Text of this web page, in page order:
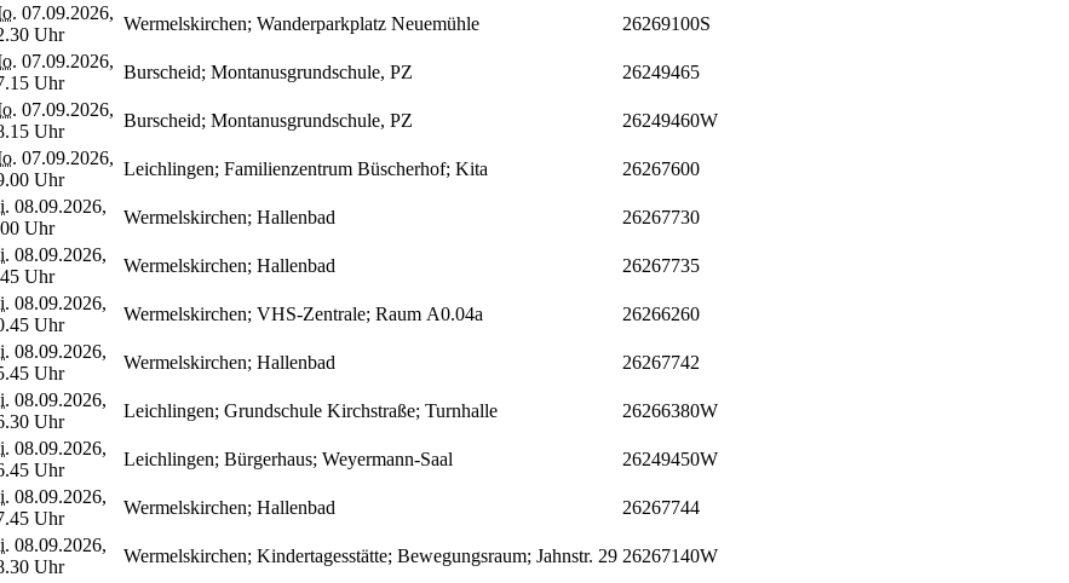
07.09.2026,
Uhr
Wermelskirchen; Wanderparkplatz Neuemühle 26269100S
07.09.2026,
Uhr
Burscheid; Montanusgrundschule, PZ 26249465
07.09.2026,
Uhr
Burscheid; Montanusgrundschule, PZ 26249460W
07.09.2026,
Uhr
Leichlingen; Familienzentrum Büscherhof; Kita 26267600
08.09.2026,
Uhr
Wermelskirchen; Hallenbad 26267730
08.09.2026,
Uhr
Wermelskirchen; Hallenbad 26267735
08.09.2026,
Uhr
Wermelskirchen; VHS-Zentrale; Raum A0.04a 26266260
08.09.2026,
Uhr
Wermelskirchen; Hallenbad 26267742
08.09.2026,
Uhr
Leichlingen; Grundschule Kirchstraße; Turnhalle 26266380W
08.09.2026,
Uhr
Leichlingen; Bürgerhaus; Weyermann-Saal 26249450W
08.09.2026,
Uhr
Wermelskirchen; Hallenbad 26267744
08.09.2026,
Uhr
Wermelskirchen; Kindertagesstätte; Bewegungsraum; Jahnstr. 29 26267140W